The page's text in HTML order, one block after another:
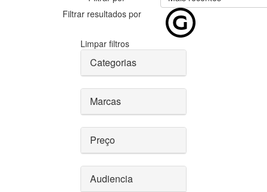
Filtrar resultados por
Limpar filtros
Categorias
Marcas
Preço
Audiencia